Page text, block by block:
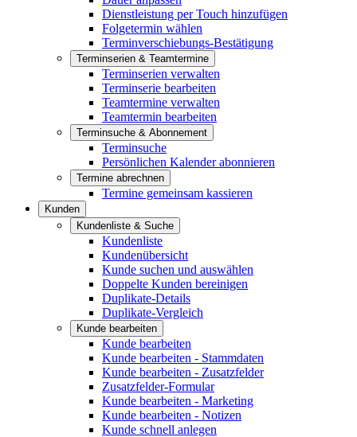
Dienstleistung per Touch hinzufügen
Folgetermin wählen
Terminverschiebungs-Bestätigung
Terminserien & Teamtermine
Terminserien verwalten
Terminserie bearbeiten
Teamtermine verwalten
Teamtermin bearbeiten
Terminsuche & Abonnement
Terminsuche
Persönlichen Kalender abonnieren
Termine abrechnen
Termine gemeinsam kassieren
Kunden
Kundenliste & Suche
Kundenliste
Kundenübersicht
Kunde suchen und auswählen
Doppelte Kunden bereinigen
Duplikate-Details
Duplikate-Vergleich
Kunde bearbeiten
Kunde bearbeiten
Kunde bearbeiten - Stammdaten
Kunde bearbeiten - Zusatzfelder
Zusatzfelder-Formular
Kunde bearbeiten - Marketing
Kunde bearbeiten - Notizen
Kunde schnell anlegen